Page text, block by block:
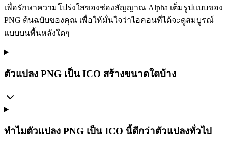
เพื่อรักษาความโปร่งใสของช่องสัญญาณ Alpha เต็มรูปแบบของ
PNG ต้นฉบับของคุณ เพื่อให้มั่นใจว่าไอคอนที่ได้จะดูสมบูรณ์
แบบบนพื้นหลังใดๆ
ตัวแปลง PNG เป็น ICO สร้างขนาดใดบ้าง
ทำไมตัวแปลง PNG เป็น ICO นี้ดีกว่าตัวแปลงทั่วไป